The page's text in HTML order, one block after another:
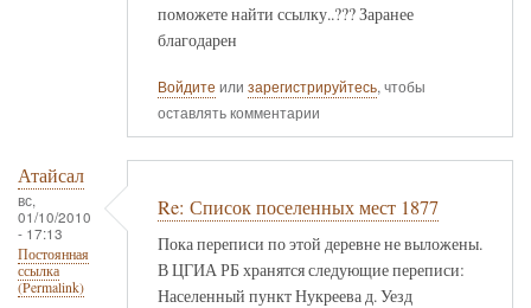
поможете найти ссылку..??? Заранее
благодарен
Войдите или зарегистрируйтесь, чтобы
оставлять комментарии
Атайсал
вс,
01/10/2010
- 17:13
Постоянная
ссылка
(Permalink)
Re: Список поселенных мест 1877
Пока переписи по этой деревне не выложены.
В ЦГИА РБ хранятся следующие переписи:
Населенный пункт Нукреева д. Уезд